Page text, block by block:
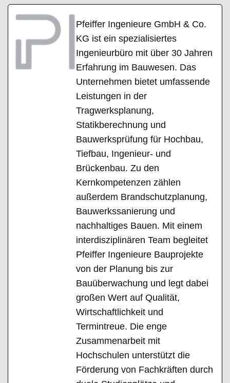
Pfeiffer Ingenieure GmbH & Co.
KG ist ein spezialisiertes
Ingenieurbüro mit über 30 Jahren
Erfahrung im Bauwesen. Das
Unternehmen bietet umfassende
Leistungen in der
Tragwerksplanung,
Statikberechnung und
Bauwerksprüfung für Hochbau,
Tiefbau, Ingenieur- und
Brückenbau. Zu den
Kernkompetenzen zählen
außerdem Brandschutzplanung,
Bauwerkssanierung und
nachhaltiges Bauen. Mit einem
interdisziplinären Team begleitet
Pfeiffer Ingenieure Bauprojekte
von der Planung bis zur
Bauüberwachung und legt dabei
großen Wert auf Qualität,
Wirtschaftlichkeit und
Termintreue. Die enge
Zusammenarbeit mit
Hochschulen unterstützt die
Förderung von Fachkräften durch